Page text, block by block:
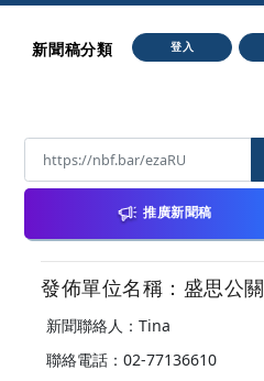
新聞稿分類 登入
推廣新聞稿
發佈單位名稱：盛思公關
新聞聯絡人：Tina
聯絡電話：02-77136610